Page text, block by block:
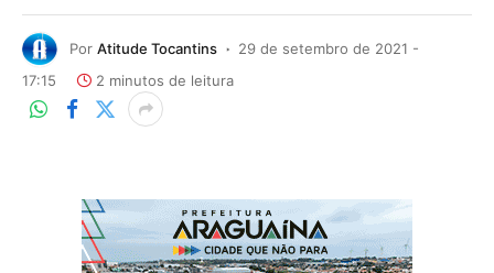
Por Atitude Tocantins
29 de setembro de 2021 -
17:15
2 minutos de leitura